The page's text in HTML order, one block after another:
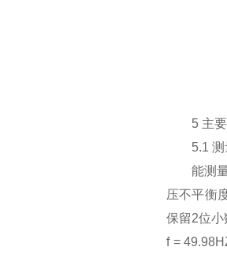
5 主要
5.1 测
能测量
压不平衡
保留2位
f =